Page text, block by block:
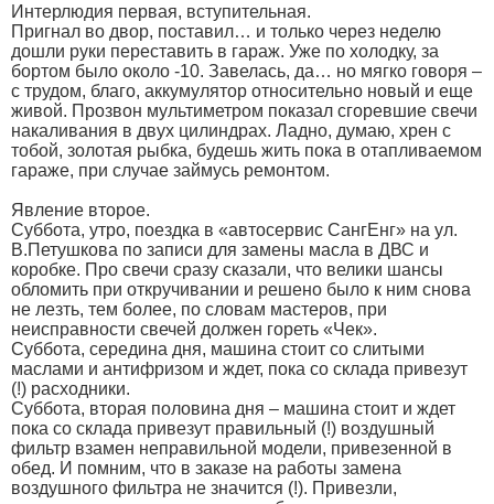
Интерлюдия первая, вступительная.
Пригнал во двор, поставил… и только через неделю
дошли руки переставить в гараж. Уже по холодку, за
бортом было около -10. Завелась, да… но мягко говоря –
с трудом, благо, аккумулятор относительно новый и еще
живой. Прозвон мультиметром показал сгоревшие свечи
накаливания в двух цилиндрах. Ладно, думаю, хрен с
тобой, золотая рыбка, будешь жить пока в отапливаемом
гараже, при случае займусь ремонтом.
Явление второе.
Суббота, утро, поездка в «автосервис СангЕнг» на ул.
В.Петушкова по записи для замены масла в ДВС и
коробке. Про свечи сразу сказали, что велики шансы
обломить при откручивании и решено было к ним cнова
не лезть, тем более, по словам мастеров, при
неисправности свечей должен гореть «Чек».
Суббота, середина дня, машина стоит со слитыми
маслами и антифризом и ждет, пока со склада привезут
(!) расходники.
Суббота, вторая половина дня – машина стоит и ждет
пока со склада привезут правильный (!) воздушный
фильтр взамен неправильной модели, привезенной в
обед. И помним, что в заказе на работы замена
воздушного фильтра не значится (!). Привезли,